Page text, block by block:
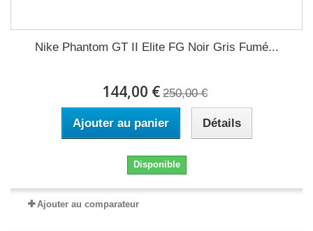
Nike Phantom GT II Elite FG Noir Gris Fumé...
144,00 € 250,00 €
Ajouter au panier Détails
Disponible
Ajouter au comparateur